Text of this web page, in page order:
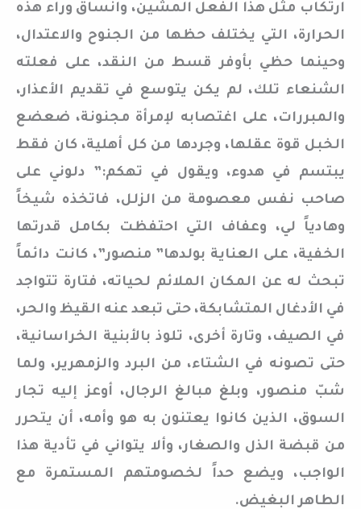
ارتكاب مثل هذا الفعل المشين، وانساق وراء هذه
الحرارة، التي يختلف حظها من الجنوح والاعتدال،
وحينما حظي بأوفر قسط من النقد، على فعلته
الشنعاء تلك، لم يكن يتوسع في تقديم الأعذار،
والمبررات، على اغتصابه لإمرأة مجنونة، ضعضع
الخبل قوة عقلها، وجردها من كل أهلية، كان فقط
يبتسم في هدوء، ويقول في تهكم:” دلوني على
صاحب نفس معصومة من الزلل، فاتخذه شيخاً
وهادياً لي، وعفاف التي احتفظت بكامل قدرتها
الخفية، على العناية بولدها” منصور”، كانت دائماً
تبحث له عن المكان الملائم لحياته، فتارة تتواجد
في الأدغال المتشابكة، حتى تبعد عنه القيظ والحر،
في الصيف، وتارة أخرى، تلوذ بالأبنية الخراسانية،
حتى تصونه في الشتاء، من البرد والزمهرير، ولما
شبّ منصور، وبلغ مبالغ الرجال، أوعز إليه تجار
السوق، الذين كانوا يعتنون به هو وأمه، أن يتحرر
من قبضة الذل والصغار، وألا يتواني في تأدية هذا
الواجب، ويضع حداً لخصومتهم المستمرة مع
الطاهر البغيض.